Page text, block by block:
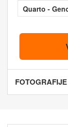
Quarto -
FOTOGRAFIJE